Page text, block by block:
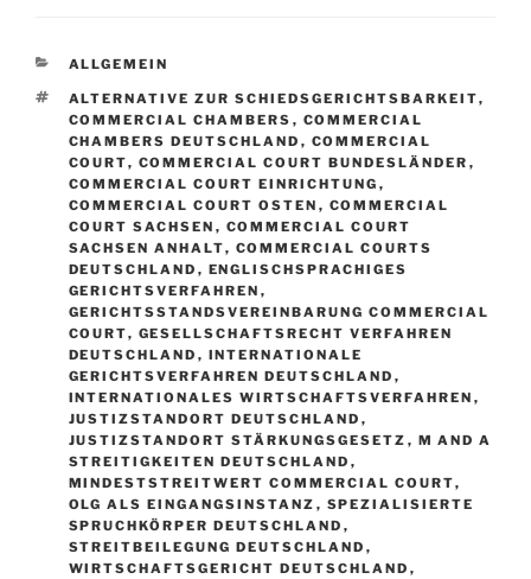
KATEGORIEN
ALLGEMEIN
SCHLAGWÖRTER
ALTERNATIVE ZUR SCHIEDSGERICHTSBARKEIT,
COMMERCIAL CHAMBERS , COMMERCIAL
CHAMBERS DEUTSCHLAND , COMMERCIAL
COURT, COMMERCIAL COURT BUNDESLÄNDER ,
COMMERCIAL COURT EINRICHTUNG ,
COMMERCIAL COURT OSTEN , COMMERCIAL
COURT SACHSEN , COMMERCIAL COURT
SACHSEN ANHALT, COMMERCIAL COURTS
DEUTSCHLAND , ENGLISCHSPRACHIGES
GERICHTSVERFAHREN ,
GERICHTSSTANDSVEREINBARUNG COMMERCIAL
COURT, GESELLSCHAFTSRECHT VERFAHREN
DEUTSCHLAND , INTERNATIONALE
GERICHTSVERFAHREN DEUTSCHLAND ,
INTERNATIONALES WIRTSCHAFTSVERFAHREN ,
JUSTIZSTANDORT DEUTSCHLAND ,
JUSTIZSTANDORT STÄRKUNGSGESETZ , M AND A
STREITIGKEITEN DEUTSCHLAND ,
MINDESTSTREITWERT COMMERCIAL COURT,
OLG ALS EINGANGSINSTANZ , SPEZIALISIERTE
SPRUCHKÖRPER DEUTSCHLAND ,
STREITBEILEGUNG DEUTSCHLAND ,
WIRTSCHAFTSGERICHT DEUTSCHLAND ,